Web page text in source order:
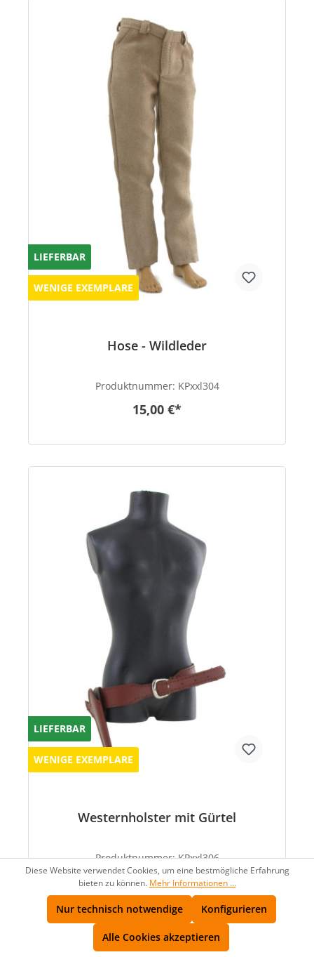
LIEFERBAR
WENIGE EXEMPLARE
Hose - Wildleder
Produktnummer: KPxxl304
15,00 €*
LIEFERBAR
WENIGE EXEMPLARE
Westernholster mit Gürtel
Produktnummer:KPxxl306
16,00 €*
Diese Website verwendet Cookies, um eine bestmögliche Erfahrung
bieten zu können. Mehr Informationen ...
Nur technisch notwendige Konfigurieren
Alle Cookies akzeptieren